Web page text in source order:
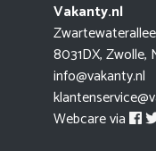
Vakanty.nl
8031DX, Zwolle,
info@vakanty.nl
Webcare via